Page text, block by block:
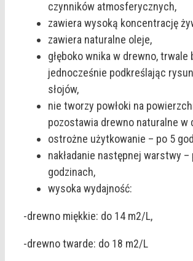
czynników atmosferycznych,
zawiera wysoką koncentrację
zawiera naturalne oleje,
głęboko wnika w drewno, trwale
jednocześnie podkreślając
słojów,
nie tworzy powłoki na
pozostawia drewno naturalne w
ostrożne użytkowanie – po 5
nakładanie następnej warstwy –
godzinach,
wysoka wydajność:
-drewno miękkie: do 14 m2/L,
-drewno twarde: do 18 m2/L